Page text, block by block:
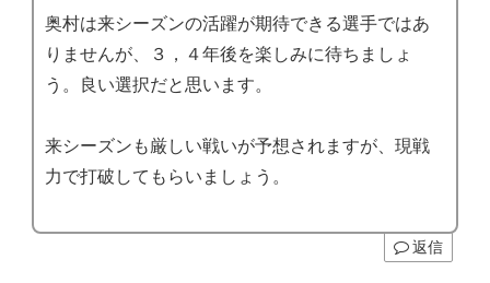
奥村は来シーズンの活躍が期待できる選手ではあ
りませんが、３，４年後を楽しみに待ちましょ
う。良い選択だと思います。
来シーズンも厳しい戦いが予想されますが、現戦
力で打破してもらいましょう。
返信